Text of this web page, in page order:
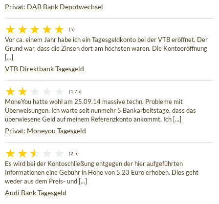
Privat: DAB Bank Depotwechsel
(5)
Vor ca. einem Jahr habe ich ein Tagesgeldkonto bei der VTB eröffnet. Der
Grund war, dass die Zinsen dort am höchsten waren. Die Kontoeröffnung
[...]
VTB Direktbank Tagesgeld
(1,75)
MoneYou hatte wohl am 25.09.14 massive techn. Probleme mit
Überweisungen. Ich warte seit nunmehr 5 Bankarbeitstage, dass das
überwiesene Geld auf meinem Referenzkonto ankommt. Ich [...]
Privat: Moneyou Tagesgeld
(2,5)
Es wird bei der Kontoschließung entgegen der hier aufgeführten
Informationen eine Gebühr in Höhe von 5,23 Euro erhoben. Dies geht
weder aus dem Preis- und [...]
Audi Bank Tagesgeld